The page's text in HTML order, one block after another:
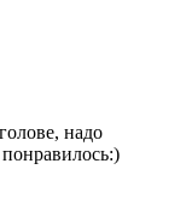
надо